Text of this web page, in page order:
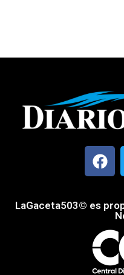
LaGaceta503© es